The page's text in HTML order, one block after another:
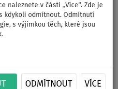
naleznete v části „Více“. Zde je
kdykoli odmítnout. Odmítnutí
s výjimkou těch, které jsou
ODMÍTNOUT VÍCE
ACTIVE
- nafukovací
podlahou -